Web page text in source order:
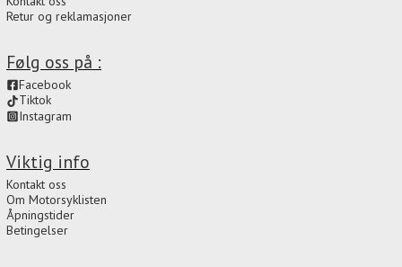
Viktig info
Kontakt oss
Om Motorsyklisten
Åpningstider
Betingelser
Følg oss på :
Facebook
Tiktok
Instagram
Retur og reklamasjoner